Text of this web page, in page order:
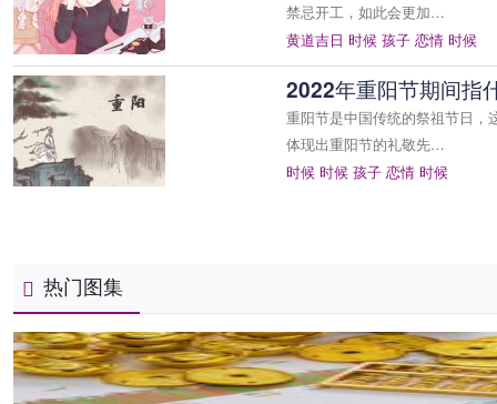
禁忌开工，如此会更加…
黄道吉日 时候 孩子 恋情 时候
2022年重阳节期间指
重阳节是中国传统的祭祖节日，
体现出重阳节的礼敬先…
时候 时候 孩子 恋情 时候
热门图集